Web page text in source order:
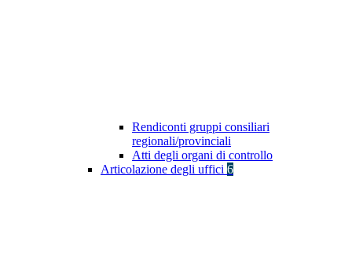
Rendiconti gruppi consiliari
regionali/provinciali
Atti degli organi di controllo
Articolazione degli uffici 6